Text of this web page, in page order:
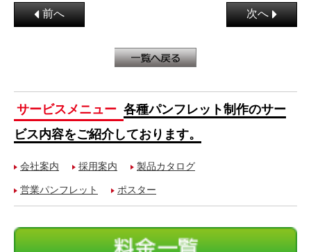
前へ 次へ
サービスメニュー 各種パンフレット制作のサー
ビス内容をご紹介しております。
会社案内 採用案内 製品カタログ
営業パンフレット ポスター